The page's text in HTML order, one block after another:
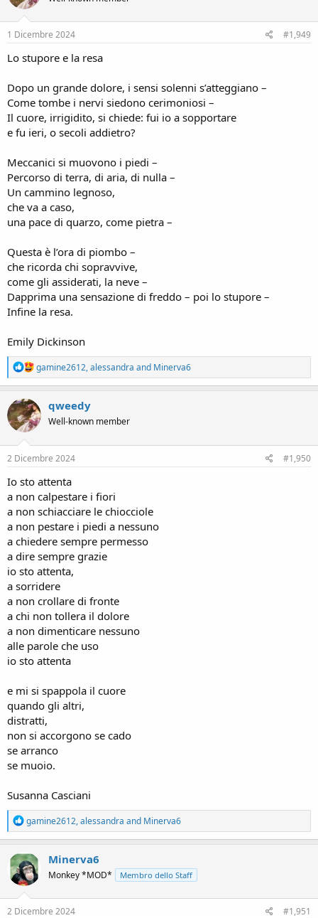
o
n
s
1 Dicembre 2024 #1,949
Lo stupore e la resa
Dopo un grande dolore, i sensi solenni s’atteggiano –
Come tombe i nervi siedono cerimoniosi –
Il cuore, irrigidito, si chiede: fui io a sopportare
e fu ieri, o secoli addietro?
Meccanici si muovono i piedi –
Percorso di terra, di aria, di nulla –
Un cammino legnoso,
che va a caso,
una pace di quarzo, come pietra –
Questa è l’ora di piombo –
che ricorda chi sopravvive,
come gli assiderati, la neve –
Dapprima una sensazione di freddo – poi lo stupore –
Infine la resa.
Emily Dickinson
R
e
a
c
t
i
n
s
gamine2612,alessandra and Minerva6
qweedy
Well-known member
2 Dicembre 2024 #1,950
Io sto attenta
a non calpestare i fiori
a non schiacciare le chiocciole
a non pestare i piedi a nessuno
a chiedere sempre permesso
a dire sempre grazie
io sto attenta,
a sorridere
a non crollare di fronte
a chi non tollera il dolore
a non dimenticare nessuno
alle parole che uso
io sto attenta
e mi si spappola il cuore
quando gli altri,
distratti,
non si accorgono se cado
se arranco
se muoio.
Susanna Casciani
R
e
a
c
t
i
o
n
s
gamine2612,alessandra and Minerva6
Minerva6
Monkey *MOD* Membro dello Staff
2 Dicembre 2024 #1,951